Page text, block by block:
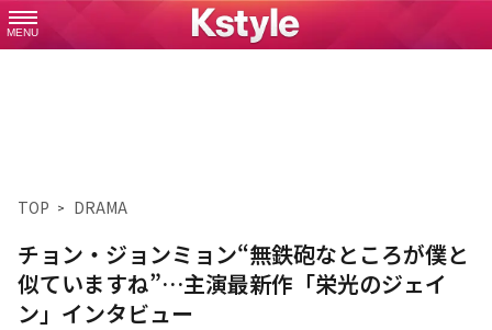
MENU
TOP DRAMA
チョン・ジョンミョン“無鉄砲なところが僕と
似ていますね”…主演最新作「栄光のジェイ
ン」インタビュー